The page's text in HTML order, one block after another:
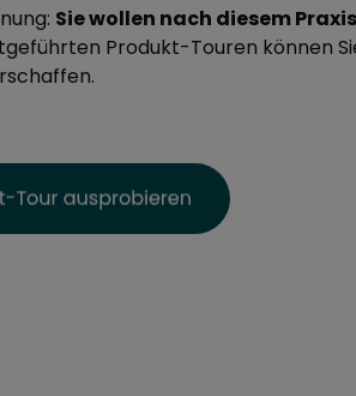
Sie wollen nach diesem
Produkt-Touren können